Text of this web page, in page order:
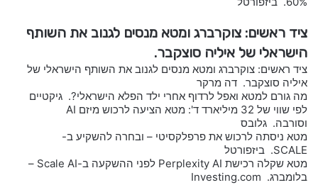
ציד ראשים: צוקרברג ומטא מנסים לגנוב את השותף
הישראלי של איליה סוצקבר.
ציד ראשים: צוקרברג ומטא מנסים לגנוב את השותף הישראלי של
איליה סוצקבר. דה מרקר
מה גורם למטא ואפל לרדוף אחרי ילד הפלא הישראלי?. גיקטיים
לפי שווי של 32 מיליארד ד': מטא הציעה לרכוש מיזם AI
וסורבה. גלובס
מטא ניסתה לרכוש את פרפלקסיטי – ובחרה להשקיע ב-
SCALE. ביזפורטל
מטא שקלה רכישת Perplexity AI לפני ההשקעה ב-Scale AI –
בלומברג. Investing.com